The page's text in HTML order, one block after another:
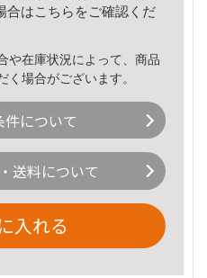
合はこちら をご確認くだ
や在庫状況によって、商品
く場合がございます。
について
送料について
入れる